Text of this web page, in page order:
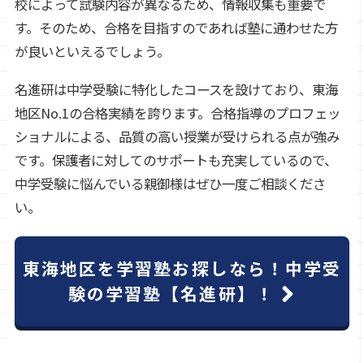
す。そのため、合格を目指すのであれば塾に通わせた方
が良いといえるでしょう。
名進研は中学受験に特化したコースを設けており、東海
地区No.1の合格実績を誇ります。合格指導のプロフェッ
ショナルによる、品質の高い授業が受けられる点が強み
です。保護者に対してのサポートも充実しているので、
中学受験に悩んでいる親御様はぜひ一度ご相談くださ
い。
東海地区を学習塾お探しなら！中学受
験の学習塾【名進研】！